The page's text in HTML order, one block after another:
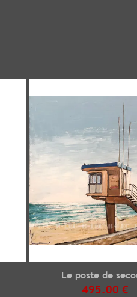
Le poste de
495.00 €